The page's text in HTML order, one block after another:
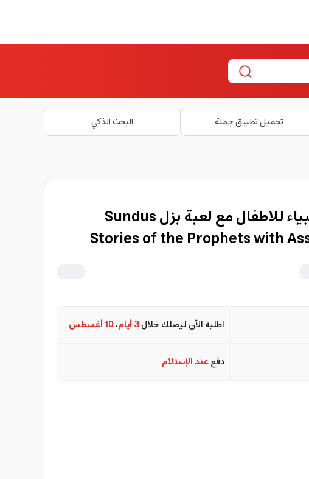
تحميل تطبيق جملة البحث الذكي
كتاب قصص الانبياء للاطفال مع لعبة بزل Sundus
Stories of the Prophets with
اطلبه الآن ليصلك خلال3 أيام ، 10 أغسطس
دفععند الإستلام